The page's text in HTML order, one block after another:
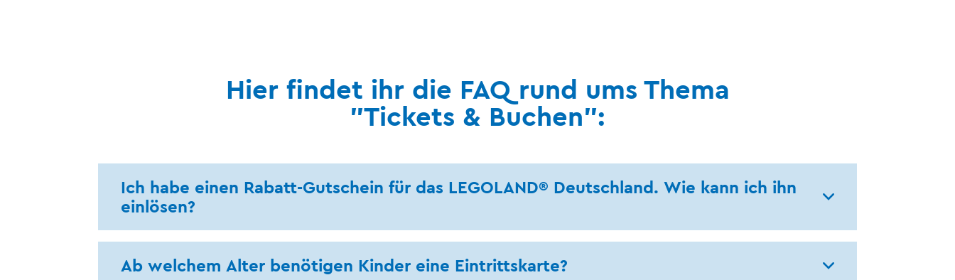
Hier findet ihr die FAQ rund ums Thema
"Tickets & Buchen":
Ich habe einen Rabatt-Gutschein für das LEGOLAND® Deutschland. Wie kann ich ihn
einlösen?
Ab welchem Alter benötigen Kinder eine Eintrittskarte?